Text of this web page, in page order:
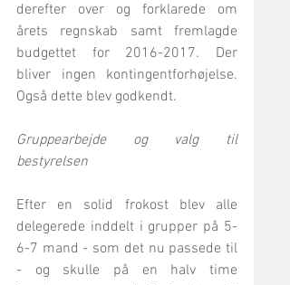
derefter over og forklarede om
årets regnskab samt fremlagde
budgettet for 2016-2017. Der
bliver ingen kontingentforhøjelse.
Også dette blev godkendt.
Gruppearbejde og valg til
bestyrelsen
Efter en solid frokost blev alle
delegerede inddelt i grupper på 5-
6-7 mand - som det nu passede til
- og skulle på en halv time